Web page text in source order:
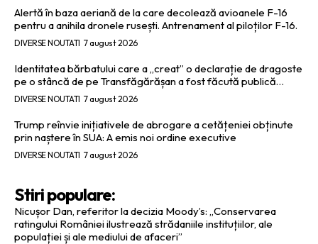
Alertă în baza aeriană de la care decolează avioanele F-16
pentru a anihila dronele rusești. Antrenament al piloților F-16.
DIVERSE NOUTATI 7 august 2026
Identitatea bărbatului care a „creat” o declarație de dragoste
pe o stâncă de pe Transfăgărășan a fost făcută publică…
DIVERSE NOUTATI 7 august 2026
Trump reînvie inițiativele de abrogare a cetățeniei obținute
prin naștere în SUA: A emis noi ordine executive
DIVERSE NOUTATI 7 august 2026
Stiri populare:
Nicușor Dan, referitor la decizia Moody’s: „Conservarea
ratingului României ilustrează strădaniile instituțiilor, ale
populației și ale mediului de afaceri”